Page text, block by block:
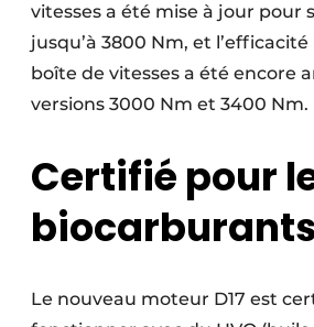
vitesses a été mise à jour pour
jusqu’à 3800 Nm, et
boîte de vitesses a été encore
versions 3000 Nm et 3400 Nm.
Certifié pour
biocarburants
Le nouveau moteur D17 est